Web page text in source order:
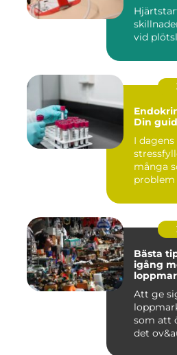
vid
Din
I
många
problem
Bästa
igång
Att ge
som att
det